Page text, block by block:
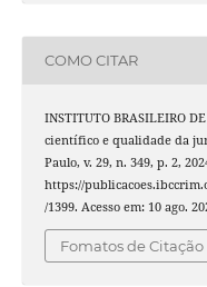
COMO CITAR
INSTITUTO BRASILEIRO
científico e qualidade da
Paulo, v. 29, n. 349, p. 2,
https://
/1399. Acesso em: 10 ago.
Fomatos de Citação